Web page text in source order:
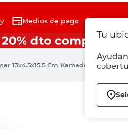
Tu
Medios de pago
13x4.5x15.5 Cm Kamado Argentino